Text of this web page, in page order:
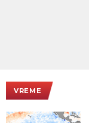
VREME